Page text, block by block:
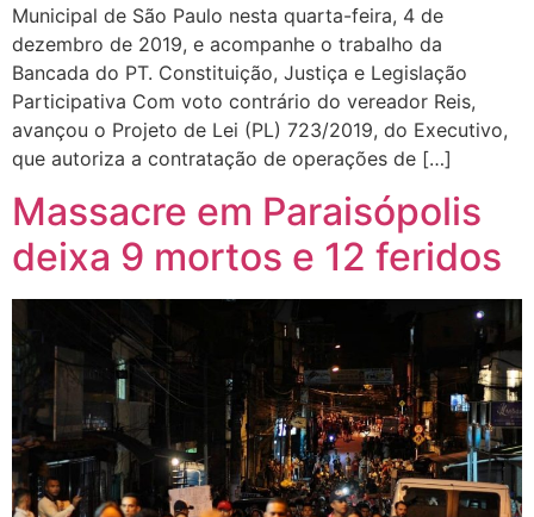
Municipal de São Paulo nesta quarta-feira, 4 de
dezembro de 2019, e acompanhe o trabalho da
Bancada do PT. Constituição, Justiça e Legislação
Participativa Com voto contrário do vereador Reis,
avançou o Projeto de Lei (PL) 723/2019, do Executivo,
que autoriza a contratação de operações de […]
Massacre em Paraisópolis
deixa 9 mortos e 12 feridos